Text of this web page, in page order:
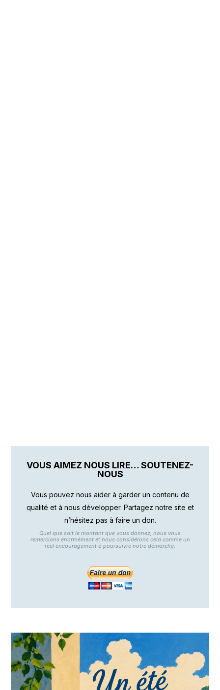
VOUS AIMEZ NOUS LIRE… SOUTENEZ-
NOUS
Vous pouvez nous aider à garder un contenu de
qualité et à nous développer. Partagez notre site et
n’hésitez pas à faire un don.
Quel que soit le montant que vous donnez, nous vous
remercions énormément et nous considérons cela comme un
réel encouragement à poursuivre notre démarche.